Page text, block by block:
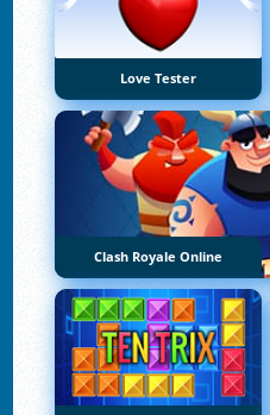
Love Tester
Clash Royale Online